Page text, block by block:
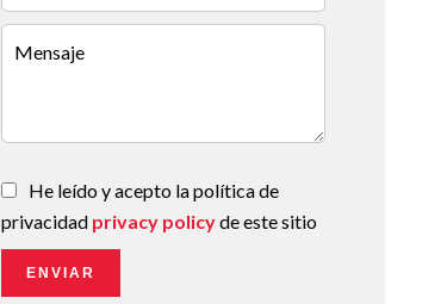
He leído y acepto la política de
privacidad privacy policyde este sitio
ENVIAR